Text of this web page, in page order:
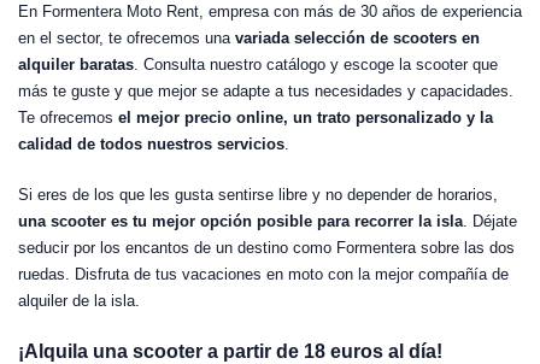
En Formentera Moto Rent, empresa con más de 30 años de experiencia
en el sector, te ofrecemos unavariada selección de scooters en
alquiler baratas. Consulta nuestro catálogo y escoge la scooter que
más te guste y que mejor se adapte a tus necesidades y capacidades.
Te ofrecemos el mejor precio online, un trato personalizado y la
calidad de todos nuestros servicios.
Si eres de los que les gusta sentirse libre y no depender de horarios,
una scooter es tu mejor opción posible para recorrer la isla. Déjate
seducir por los encantos de un destino como Formentera sobre las dos
ruedas. Disfruta de tus vacaciones en moto con la mejor compañía de
alquiler de la isla.
¡Alquila una scooter a partir de 18 euros al día!